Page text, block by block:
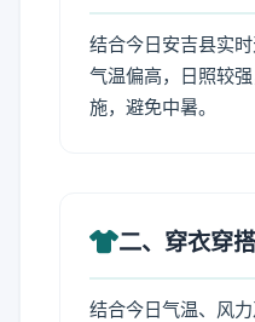
结合今日安吉县实
气温偏高，日照较
施，避免中暑。
二、穿衣穿
结合今日气温、风